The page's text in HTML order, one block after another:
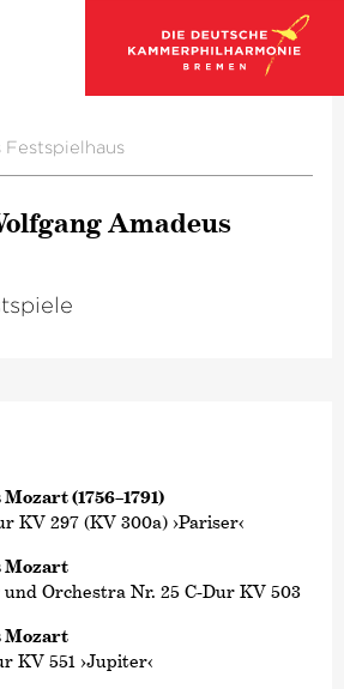
Festspielhaus
Amadeus
(1756–1791)
KV 297 (KV 300a) ›Pariser‹
Mozart
Orchestra Nr. 25 C-Dur KV 503
Mozart
KV 551 ›Jupiter‹